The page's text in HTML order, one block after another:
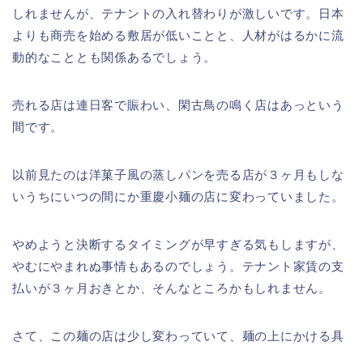
しれませんが、テナントの入れ替わりが激しいです。日本
よりも商売を始める敷居が低いことと、人材がはるかに流
動的なこととも関係あるでしょう。
売れる店は連日客で賑わい、閑古鳥の鳴く店はあっという
間です。
以前見たのは洋菓子風の蒸しパンを売る店が３ヶ月もしな
いうちにいつの間にか重慶小麺の店に変わっていました。
やめようと決断するタイミングが早すぎる気もしますが、
やむにやまれぬ事情もあるのでしょう。テナント家賃の支
払いが３ヶ月おきとか、そんなところかもしれません。
さて、この麺の店は少し変わっていて、麺の上にかける具